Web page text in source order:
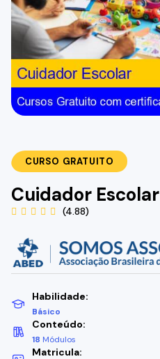
CURSO GRATUITO
Cuidador Escolar
(4.88)
Habilidade:
Básico
Conteúdo:
18 Módulos
Matricula: